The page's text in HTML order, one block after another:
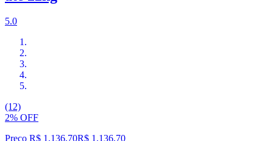
5.0
(12)
2% OFF
Preço R$ 1.136,70R$ 1.136,70